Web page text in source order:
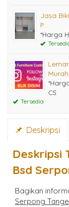
Jasa
P....
*Harga
Murah
CS
Tersedia
Deskripsi
Deskripsi
Bsd
Bagikan
Serpong